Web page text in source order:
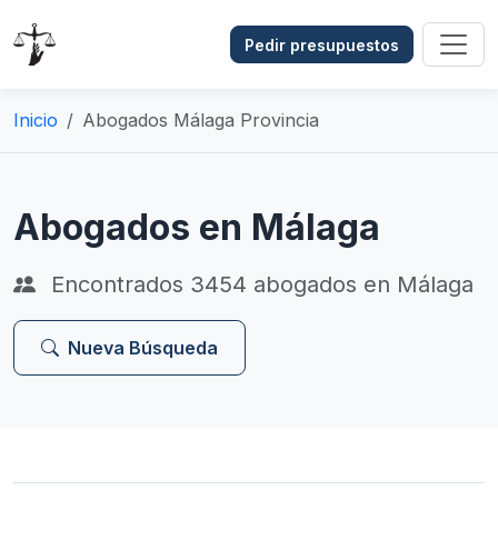
Pedir presupuestos
Inicio Abogados Málaga Provincia
Abogados en Málaga
Encontrados 3454 abogados en Málaga
Nueva Búsqueda